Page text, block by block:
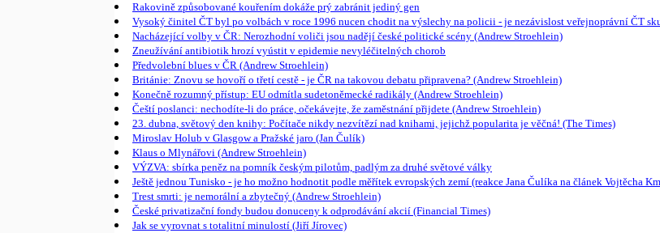
Rakovině způsobované kouřením dokáže prý zabránit jediný gen
Vysoký činitel ČT byl po volbách v roce 1996 nucen chodit na výslechy na policii - je nezávislost veřejnoprávní ČT
Nacházející volby v ČR: Nerozhodní voliči jsou nadějí české politické scény (Andrew Stroehlein)
Zneužívání antibiotik hrozí vyústit v epidemie nevyléčitelných chorob
Předvolební blues v ČR (Andrew Stroehlein)
Británie: Znovu se hovoří o třetí cestě - je ČR na takovou debatu připravena? (Andrew Stroehlein)
Konečně rozumný přístup: EU odmítla sudetoněmecké radikály (Andrew Stroehlein)
Čeští poslanci: nechodíte-li do práce, očekávejte, že zaměstnání přijdete (Andrew Stroehlein)
23. dubna, světový den knihy: Počítače nikdy nezvítězí nad knihami, jejichž popularita je věčná! (The Times)
Miroslav Holub v Glasgow a Pražské jaro (Jan Čulík)
Klaus o Mlynářovi (Andrew Stroehlein)
VÝZVA: sbírka peněz na pomník českým pilotům, padlým za druhé světové války
Ještě jednou Tunisko - je ho možno hodnotit podle měřítek evropských zemí (reakce Jana Čulíka na článek Vojtěcha
Trest smrti: je nemorální a zbytečný (Andrew Stroehlein)
České privatizační fondy budou donuceny k odprodávání akcií (Financial Times)
Jak se vyrovnat s totalitní minulostí (Jiří Jírovec)